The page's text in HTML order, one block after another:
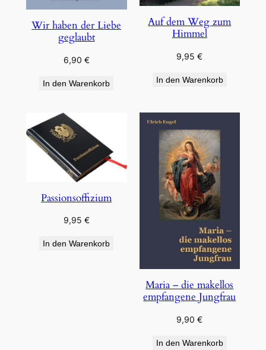
Wir haben der Liebe
geglaubt
6,90 €
In den Warenkorb
Auf dem Weg zum
Himmel
9,95€
In den Warenkorb
Passionsoffizium
9,95 €
In den Warenkorb
Maria – die makellos
empfangene Jungfrau
9,90€
In den Warenkorb